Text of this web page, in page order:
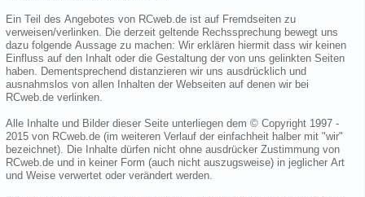
Ein Teil des Angebotes von RCweb.de ist auf Fremdseiten zu
verweisen/verlinken. Die derzeit geltende Rechssprechung bewegt uns
dazu folgende Aussage zu machen: Wir erklären hiermit dass wir keinen
Einfluss auf den Inhalt oder die Gestaltung der von uns gelinkten Seiten
haben. Dementsprechend distanzieren wir uns ausdrücklich und
ausnahmslos von allen Inhalten der Webseiten auf denen wir bei
RCweb.de verlinken.
Alle Inhalte und Bilder dieser Seite unterliegen dem © Copyright 1997 -
2015 von RCweb.de (im weiteren Verlauf der einfachheit halber mit "wir"
bezeichnet). Die Inhalte dürfen nicht ohne ausdrücker Zustimmung von
RCweb.de und in keiner Form (auch nicht auszugsweise) in jeglicher Art
und Weise verwertet oder verändert werden.